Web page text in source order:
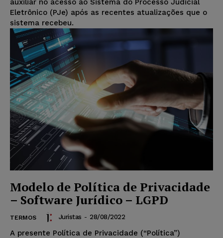
auxiliar no acesso ao Sistema do Processo Judicial
Eletrônico (PJe) após as recentes atualizações que o
sistema recebeu.
Modelo de Política de Privacidade
– Software Jurídico – LGPD
TERMOS Juristas - 28/08/2022
A presente Política de Privacidade (“Política”)